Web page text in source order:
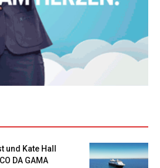
und Kate Hall
DA GAMA